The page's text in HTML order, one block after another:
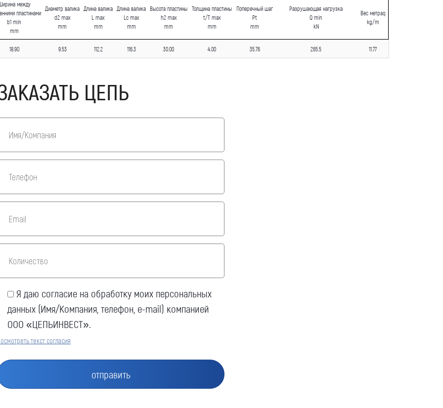
между
пластинами
b1 min
mm
Диаметр валика
d2 max
mm
Длина валика
L max
mm
Длина валика
Lc max
mm
Высота пластины
h2 max
mm
Толщина пластины
t/T max
mm
Поперечный шаг
Pt
mm
Разрушающая нагрузка
Q min
kN
Вес метраq
kg/m
18.90 9.53 112.2 116.3 30.00 4.00 35.76 265.5 11.77
ЦЕПЬ
Я даю согласие на обработку моих персональных
данных (Имя/Компания, телефон, e-mail) компанией
ООО «ЦЕПЬИНВЕСТ».
текст согласия
Оставить заявку